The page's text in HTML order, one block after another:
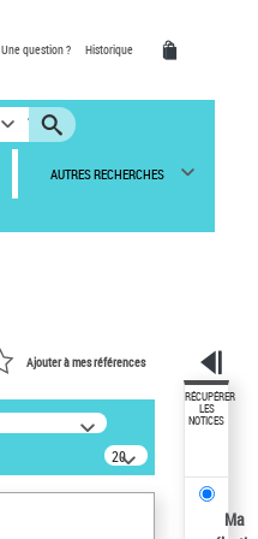
Une question ? Historique
AUTRES RECHERCHES
Ajouter à mes références
20
résultats/page
RÉCUPÉRER
LES
NOTICES
Ma